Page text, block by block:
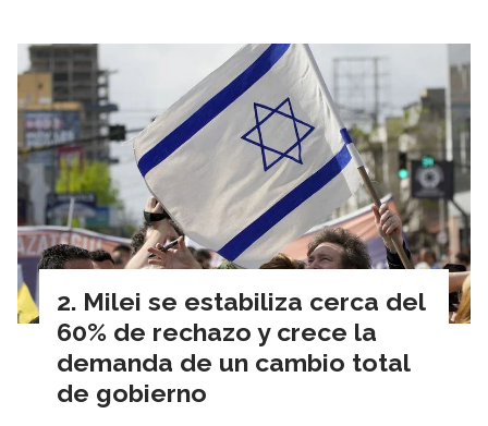
Milei se estabiliza cerca del
60% de rechazo y crece la
demanda de un cambio total
de gobierno